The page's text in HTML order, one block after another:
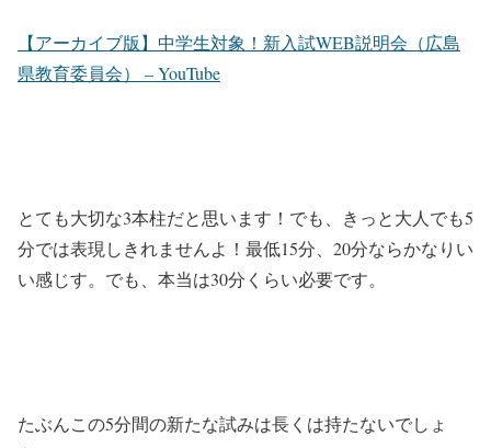
【アーカイブ版】中学生対象！新入試WEB説明会（広島
県教育委員会） – YouTube
とても大切な3本柱だと思います！でも、きっと大人でも5
分では表現しきれませんよ！最低15分、20分ならかなりい
い感じす。でも、本当は30分くらい必要です。
たぶんこの5分間の新たな試みは長くは持たないでしょ